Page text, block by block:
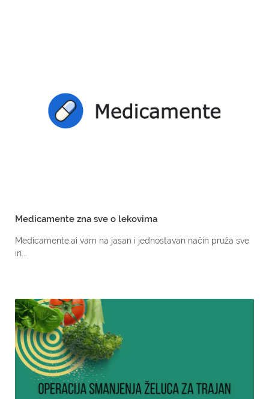
Medicamente zna sve o lekovima
Medicamente.ai vam na jasan i jednostavan način pruža sve
in...